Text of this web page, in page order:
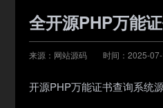
全开源PHP万能
来源：网站源码 时间：2025-
开源PHP万能证书查询系统